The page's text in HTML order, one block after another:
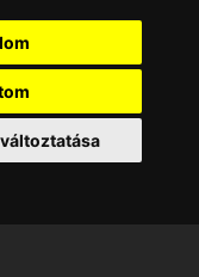
található valamennyi
képezi.
forrás (www.pnsz.hu)